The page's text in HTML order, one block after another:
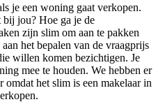
je een woning gaat verkopen.
jou? Hoe ga je de
zijn slim om aan te pakken
het bepalen van de vraagprijs
willen komen bezichtigen. Je
mee te houden. We hebben er
omdat het slim is een makelaar in